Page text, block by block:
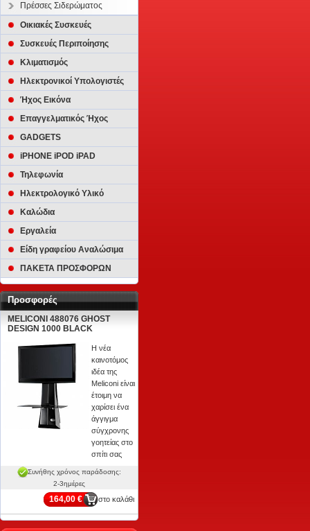
Πρέσσες Σιδερώματος
Οικιακές Συσκευές
Συσκευές Περιποίησης
Κλιματισμός
Ηλεκτρονικοί Υπολογιστές
Ήχος Εικόνα
Επαγγελματικός Ήχος
GADGETS
iPHONE iPOD iPAD
Τηλεφωνία
Ηλεκτρολογικό Υλικό
Καλώδια
Εργαλεία
Είδη γραφείου Αναλώσιμα
ΠΑΚΕΤΑ ΠΡΟΣΦΟΡΩΝ
Προσφορές
MELICONI 488076 GHOST
DESIGN 1000 BLACK
Η νέα
καινοτόμος
ιδέα της
Meliconi είναι
έτοιμη να
χαρίσει ένα
άγγιγμα
σύγχρονης
γοητείας στο
σπίτι σας
Συνήθης χρόνος παράδοσης:
2-3ημέρες
164,00 € στο καλάθι